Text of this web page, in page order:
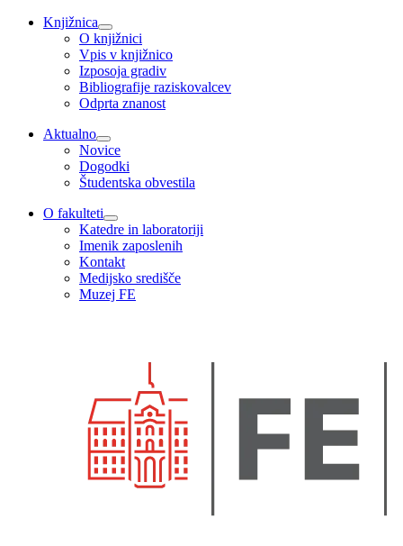
Knjižnica
O knjižnici
Vpis v knjižnico
Izposoja gradiv
Bibliografije raziskovalcev
Odprta znanost
Aktualno
Novice
Dogodki
Študentska obvestila
O fakulteti
Katedre in laboratoriji
Imenik zaposlenih
Kontakt
Medijsko središče
Muzej FE